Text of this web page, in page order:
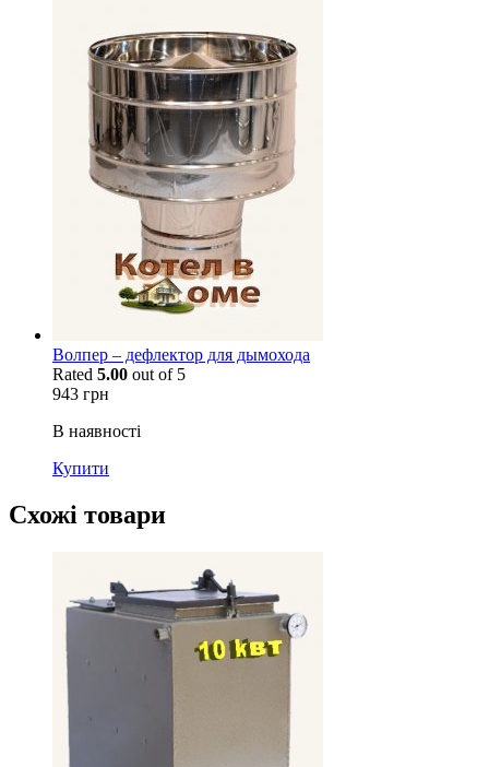
Волпер – дефлектор для дымохода
Rated 5.00 out of 5
943 грн
В наявності
Купити
Схожі товари